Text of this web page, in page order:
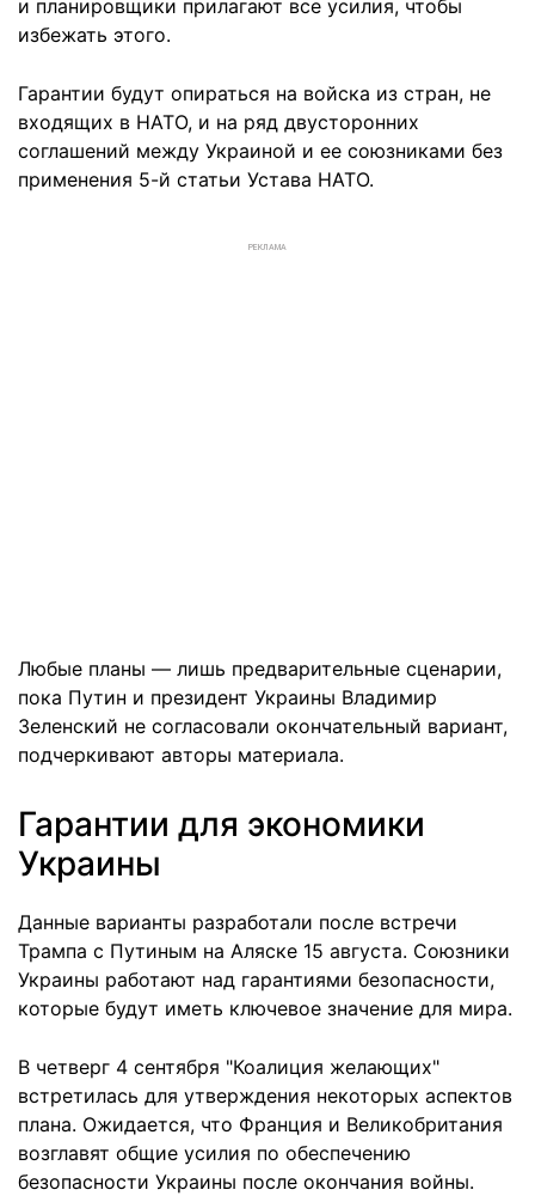
и планировщики прилагают все усилия, чтобы
избежать этого.
Гарантии будут опираться на войска из стран, не
входящих в НАТО, и на ряд двусторонних
соглашений между Украиной и ее союзниками без
применения 5-й статьи Устава НАТО.
РЕКЛАМА
Любые планы — лишь предварительные сценарии,
пока Путин и президент Украины Владимир
Зеленский не согласовали окончательный вариант,
подчеркивают авторы материала.
Гарантии для экономики
Украины
Данные варианты разработали после встречи
Трампа с Путиным на Аляске 15 августа. Союзники
Украины работают над гарантиями безопасности,
которые будут иметь ключевое значение для мира.
В четверг 4 сентября "Коалиция желающих"
встретилась для утверждения некоторых аспектов
плана. Ожидается, что Франция и Великобритания
возглавят общие усилия по обеспечению
безопасности Украины после окончания войны.